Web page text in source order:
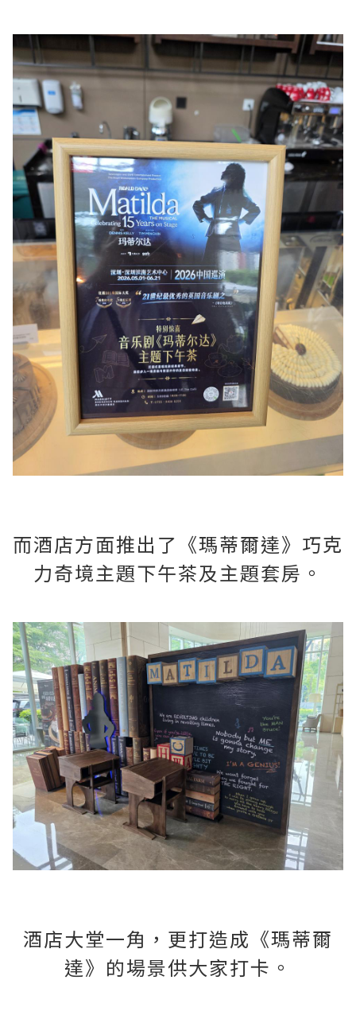
而酒店方面推出了《瑪蒂爾達》巧克
力奇境主題下午茶及主題套房。
酒店大堂一角，更打造成《瑪蒂爾
達》的場景供大家打卡。